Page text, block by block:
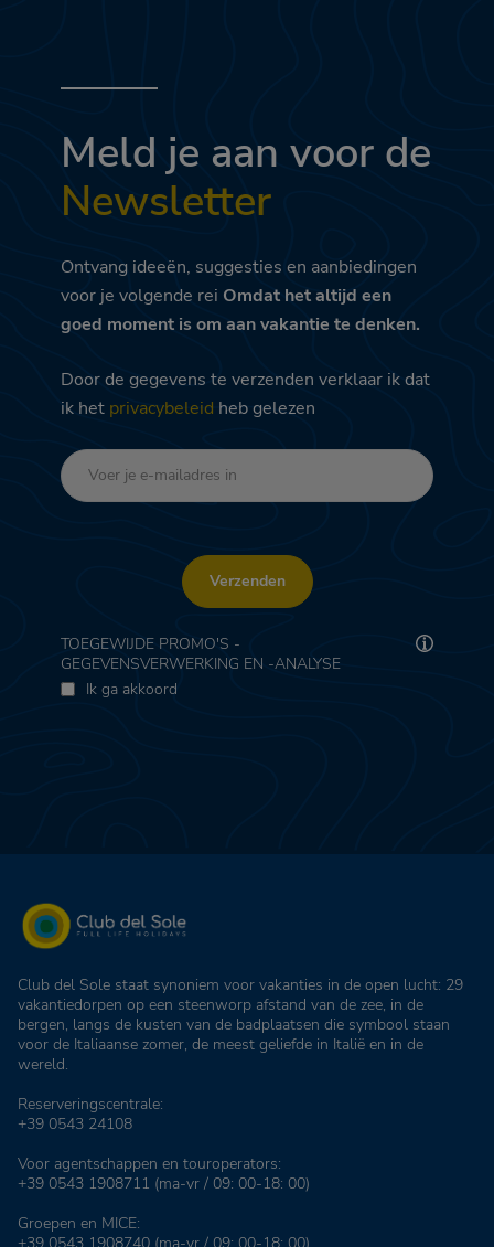
Meld je aan voor de
Newsletter
Ontvang ideeën, suggesties en aanbiedingen
voor je volgende rei Omdat het altijd een
goed moment is om aan vakantie te denken.
Door de gegevens te verzenden verklaar ik dat
ik het privacybeleid heb gelezen
Verzenden
TOEGEWIJDE PROMO'S -
GEGEVENSVERWERKING EN -ANALYSE
Ik ga akkoord
Club del Sole staat synoniem voor vakanties in de open lucht: 29
vakantiedorpen op een steenworp afstand van de zee, in de
bergen, langs de kusten van de badplaatsen die symbool staan
voor de Italiaanse zomer, de meest geliefde in Italië en in de
wereld.
Reserveringscentrale:
+39 0543 24108
Voor agentschappen en touroperators:
+39 0543 1908711 (ma-vr / 09: 00-18: 00)
Groepen en MICE:
+39 0543 1908740 (ma-vr / 09: 00-18: 00)